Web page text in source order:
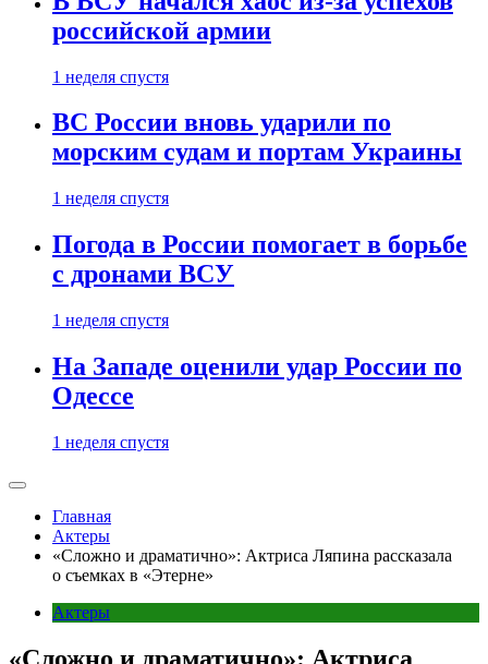
российской армии
1 неделя спустя
ВС России вновь ударили по
морским судам и портам Украины
1 неделя спустя
Погода в России помогает в борьбе
с дронами ВСУ
1 неделя спустя
На Западе оценили удар России по
Одессе
1 неделя спустя
Главная
Актеры
«Сложно и драматично»: Актриса Ляпина рассказала
о съемках в «Этерне»
Актеры